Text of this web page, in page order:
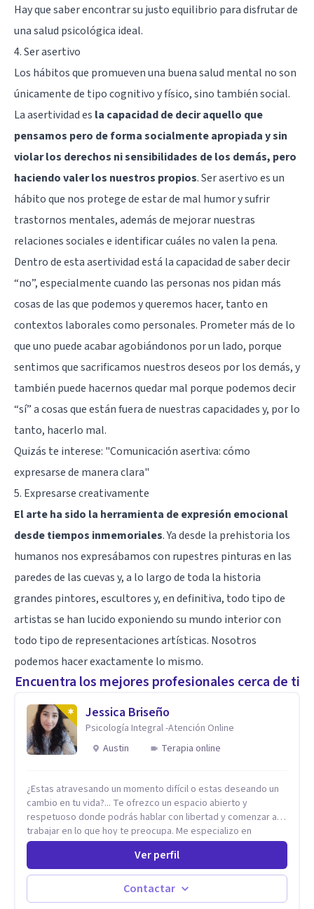
Hay que saber encontrar su justo equilibrio para disfrutar de
una salud psicológica ideal.
4. Ser asertivo
Los hábitos que promueven una buena salud mental no son
únicamente de tipo cognitivo y físico, sino también social.
La asertividad es la capacidad de decir aquello que
pensamos pero de forma socialmente apropiada y sin
violar los derechos ni sensibilidades de los demás, pero
haciendo valer los nuestros propios. Ser asertivo es un
hábito que nos protege de estar de mal humor y sufrir
trastornos mentales, además de mejorar nuestras
relaciones sociales e identificar cuáles no valen la pena.
Dentro de esta asertividad está la capacidad de saber decir
“no”, especialmente cuando las personas nos pidan más
cosas de las que podemos y queremos hacer, tanto en
contextos laborales como personales. Prometer más de lo
que uno puede acabar agobiándonos por un lado, porque
sentimos que sacrificamos nuestros deseos por los demás, y
también puede hacernos quedar mal porque podemos decir
“sí” a cosas que están fuera de nuestras capacidades y, por lo
tanto, hacerlo mal.
Quizás te interese: "Comunicación asertiva: cómo
expresarse de manera clara"
5. Expresarse creativamente
El arte ha sido la herramienta de expresión emocional
desde tiempos inmemoriales. Ya desde la prehistoria los
humanos nos expresábamos con rupestres pinturas en las
paredes de las cuevas y, a lo largo de toda la historia
grandes pintores, escultores y, en definitiva, todo tipo de
artistas se han lucido exponiendo su mundo interior con
todo tipo de representaciones artísticas. Nosotros
podemos hacer exactamente lo mismo.
Encuentra los mejores profesionales cerca de ti
Jessica Briseño
Psicología Integral -Atención Online
Austin
Terapia online
¿Estas atravesando un momento difícil o estas deseando un
cambio en tu vida?... Te ofrezco un espacio abierto y
respetuoso donde podrás hablar con libertad y comenzar a
trabajar en lo que hoy te preocupa. Me especializo en
Trastornos de Ansiedad y a lo largo de mi experiencia
profesional he acompañado a muchas Familias y Parejas con
distintas problemáticas como el manejo del estrés,
Autoestima, Gestión de la Ira, Depresión, Retos en la Crianza,
Codependencia, Celos, entre otros. Cuento con más de 12
Ver perfil
Contactar